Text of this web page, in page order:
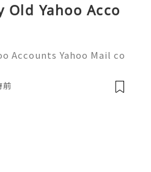
Yahoo Acco
Accounts Yahoo Mail co
and online a
前